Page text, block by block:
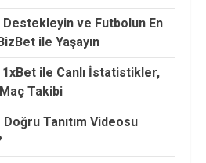
Destekleyin ve Futbolun En
ile Yaşayın
1xBet ile Canlı İstatistikler,
Takibi
Tanıtım Videosu